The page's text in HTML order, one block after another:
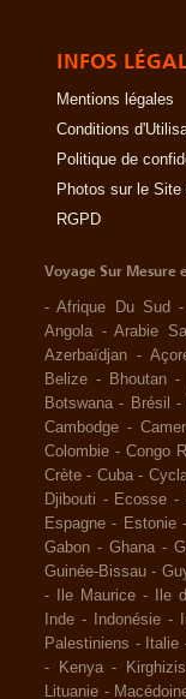
INFOS
Mentions légales
Conditions
Politique de
Photos sur le Site
RGPD
Voyage Sur Mesure
-Afrique Du Sud -
Angola -Arabie
Azerbaïdjan -
Belize - Bhoutan -
Botswana - Brésil -
Cambodge -
Colombie - Congo
Crète - Cuba -
Djibouti - Ecosse -
Espagne - Estonie -
Gabon - Ghana -
Guinée-Bissau -
-
Ile Maurice - Ile
Inde - Indonésie -
Palestiniens - Italie
-
Kenya -
Lituanie -